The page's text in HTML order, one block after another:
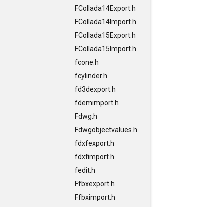
FCollada14Export.h
FCollada14Import.h
FCollada15Export.h
FCollada15Import.h
fcone.h
fcylinder.h
fd3dexport.h
fdemimport.h
Fdwg.h
Fdwgobjectvalues.h
fdxfexport.h
fdxfimport.h
fedit.h
Ffbxexport.h
Ffbximport.h